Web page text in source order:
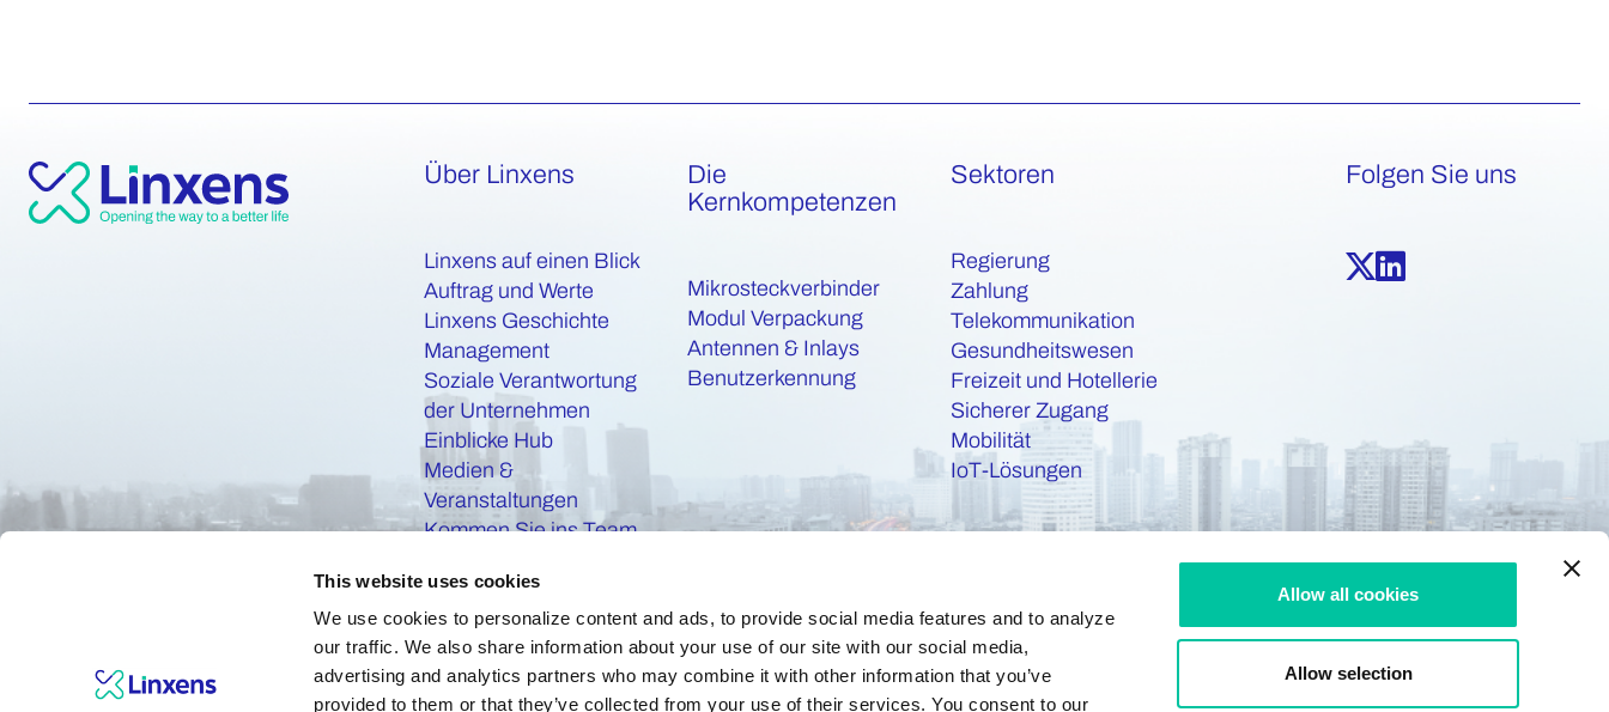
This website uses cookies
We use cookies to personalize content and ads, to provide social media features and to analyze
our traffic. We also share information about your use of our site with our social media,
advertising and analytics partners who may combine it with other information that you’ve
provided to them or that they’ve collected from your use of their services. You consent to our
Allow all cookies
Allow selection
Über Linxens
Linxens auf einen Blick
Auftrag und Werte
Linxens Geschichte
Management
Soziale Verantwortung
der Unternehmen
Einblicke Hub
Medien &
Veranstaltungen
Kommen Sie ins Team
Die
Kernkompetenzen
Mikrosteckverbinder
Modul Verpackung
Antennen & Inlays
Benutzerkennung
Sektoren
Regierung
Zahlung
Telekommunikation
Gesundheitswesen
Freizeit und Hotellerie
Sicherer Zugang
Mobilität
IoT-Lösungen
Folgen Sie uns